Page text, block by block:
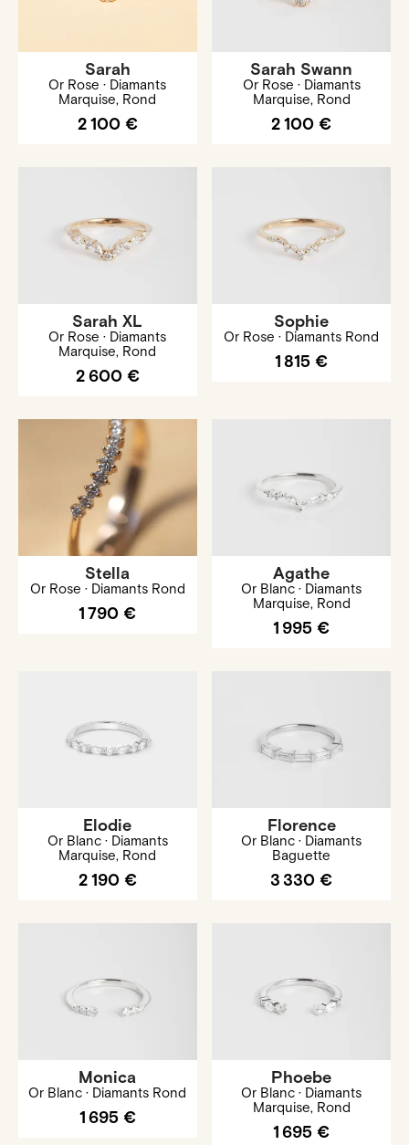
Sarah
Or Rose · Diamants
Marquise, Rond
2 100 €
Sarah Swann
Or Rose · Diamants
Marquise, Rond
2 100 €
Sarah XL
Or Rose · Diamants
Marquise, Rond
2 600 €
Sophie
Or Rose · Diamants Rond
1 815 €
Stella
Or Rose · Diamants Rond
1 790 €
Agathe
Or Blanc · Diamants
Marquise, Rond
1 995 €
Elodie
Or Blanc · Diamants
Marquise, Rond
2 190 €
Florence
Or Blanc · Diamants
Baguette
3 330 €
Monica
Or Blanc · Diamants Rond
1 695 €
Phoebe
Or Blanc · Diamants
Marquise, Rond
1 695 €